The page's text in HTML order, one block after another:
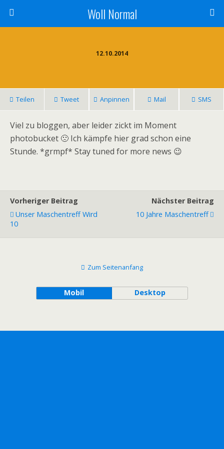
Woll Normal
12.10.2014
Teilen Tweet Anpinnen Mail SMS
Viel zu bloggen, aber leider zickt im Moment
photobucket 🙁 Ich kämpfe hier grad schon eine
Stunde. *grmpf* Stay tuned for more news 😉
Vorheriger Beitrag
Unser Maschentreff Wird
10
Nächster Beitrag
10 Jahre Maschentreff
Zum Seitenanfang
Mobil Desktop